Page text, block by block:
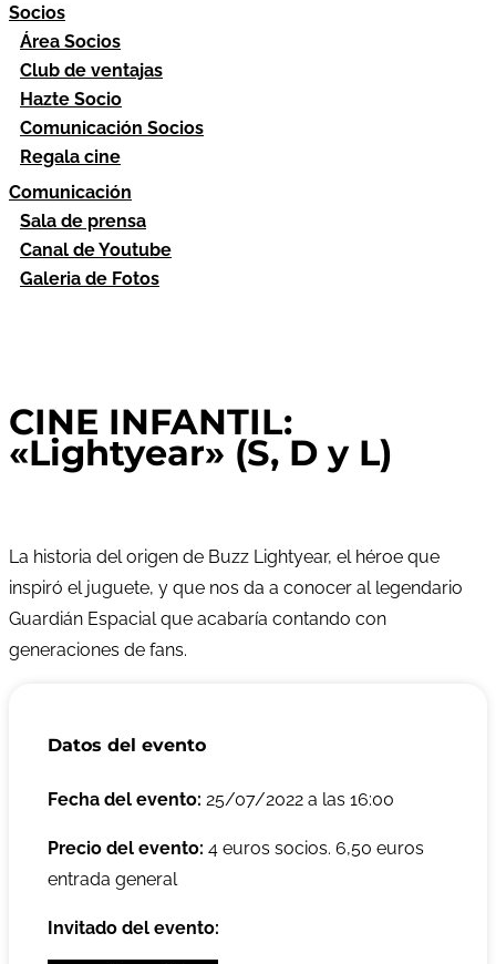
Socios
Área Socios
Club de ventajas
Hazte Socio
Comunicación Socios
Regala cine
Comunicación
Sala de prensa
Canal de Youtube
Galeria de Fotos
CINE INFANTIL:
«Lightyear» (S, D y L)
La historia del origen de Buzz Lightyear, el héroe que
inspiró el juguete, y que nos da a conocer al legendario
Guardián Espacial que acabaría contando con
generaciones de fans.
Datos del evento
Fecha del evento: 25/07/2022 a las 16:00
Precio del evento: 4 euros socios. 6,50 euros
entrada general
Invitado del evento: